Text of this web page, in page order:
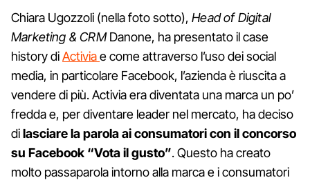
Chiara Ugozzoli (nella foto sotto), Head of Digital
Marketing & CRMDanone, ha presentato il case
history diActiviae come attraverso l’uso dei social
media, in particolare Facebook, l’azienda è riuscita a
vendere di più. Activia era diventata una marca un po’
fredda e, per diventare leader nel mercato, ha deciso
dilasciare la parola ai consumatori con il concorso
su Facebook “Vota il gusto”. Questo ha creato
molto passaparola intorno alla marca e i consumatori